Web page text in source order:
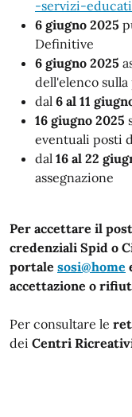
-servizi-
6 giugno 2025
Definitive
6 giugno 2025
dell'elenco sulla
dal 6 al 11
16 giugno 2025
eventuali posti
dal 16 al 22
assegnazione
Per accettare il
credenziali Spid o
portale sosi@home
accettazione o
Per consultare le
dei Centri